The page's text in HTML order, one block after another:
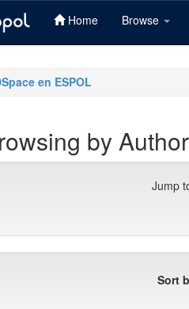
Home Browse
en ESPOL
by
Jump
Sort